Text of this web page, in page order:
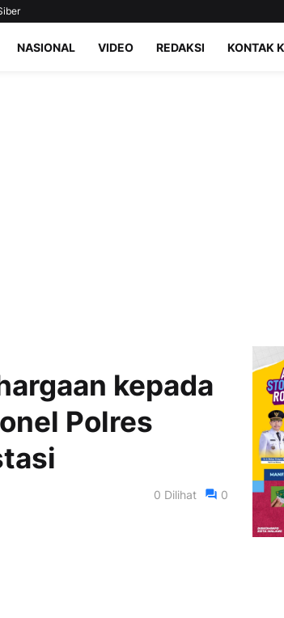
NASIONAL VIDEO REDAKSI KONTAK
kepada
Polres
0 Dilihat 0